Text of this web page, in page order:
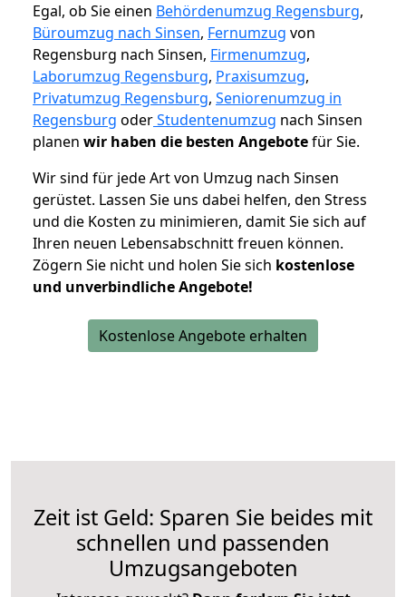
Egal, ob Sie einen Behördenumzug Regensburg,
Büroumzug nach Sinsen, Fernumzug von
Regensburg nach Sinsen, Firmenumzug,
Laborumzug Regensburg, Praxisumzug,
Privatumzug Regensburg, Seniorenumzug in
Regensburg oderStudentenumzug nach Sinsen
planen wir haben die besten Angebotefür Sie.
Wir sind für jede Art von Umzug nach Sinsen
gerüstet. Lassen Sie uns dabei helfen, den Stress
und die Kosten zu minimieren, damit Sie sich auf
Ihren neuen Lebensabschnitt freuen können.
Zögern Sie nicht und holen Sie sich kostenlose
und unverbindliche Angebote!
Kostenlose Angebote erhalten
Zeit ist Geld: Sparen Sie beides mit
schnellen und passenden
Umzugsangeboten